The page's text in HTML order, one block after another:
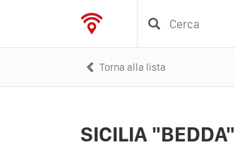
Torna alla lista
SICILIA "BEDDA"